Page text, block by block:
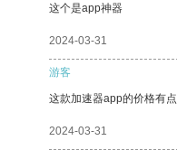
这个是app神器
2024-03-31
游客
这款加速器app的价格有
2024-03-31